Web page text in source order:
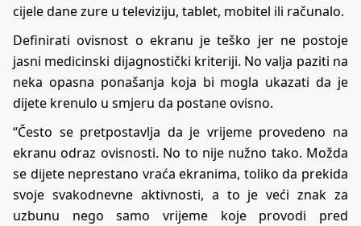
cijele dane zure u televiziju, tablet, mobitel ili računalo.
Definirati ovisnost o ekranu je teško jer ne postoje
jasni medicinski dijagnostički kriteriji. No valja paziti na
neka opasna ponašanja koja bi mogla ukazati da je
dijete krenulo u smjeru da postane ovisno.
“Često se pretpostavlja da je vrijeme provedeno na
ekranu odraz ovisnosti. No to nije nužno tako. Možda
se dijete neprestano vraća ekranima, toliko da prekida
svoje svakodnevne aktivnosti, a to je veći znak za
uzbunu nego samo vrijeme koje provodi pred